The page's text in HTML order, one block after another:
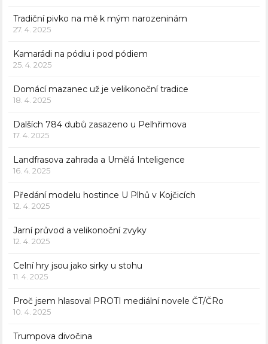
Tradiční pivko na mě k mým narozeninám
27. 4. 2025
Kamarádi na pódiu i pod pódiem
25. 4. 2025
Domácí mazanec už je velikonoční tradice
18. 4. 2025
Dalších 784 dubů zasazeno u Pelhřimova
17. 4. 2025
Landfrasova zahrada a Umělá Inteligence
16. 4. 2025
Předání modelu hostince U Plhů v Kojčicích
12. 4. 2025
Jarní průvod a velikonoční zvyky
12. 4. 2025
Celní hry jsou jako sirky u stohu
11. 4. 2025
Proč jsem hlasoval PROTI mediální novele ČT/ČRo
10. 4. 2025
Trumpova divočina